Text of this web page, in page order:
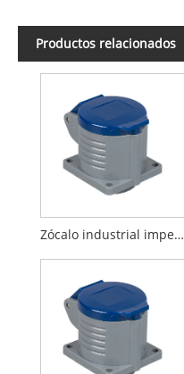
Productos relacionados
Zócalo industrial impermeable masculino IP44 Europa